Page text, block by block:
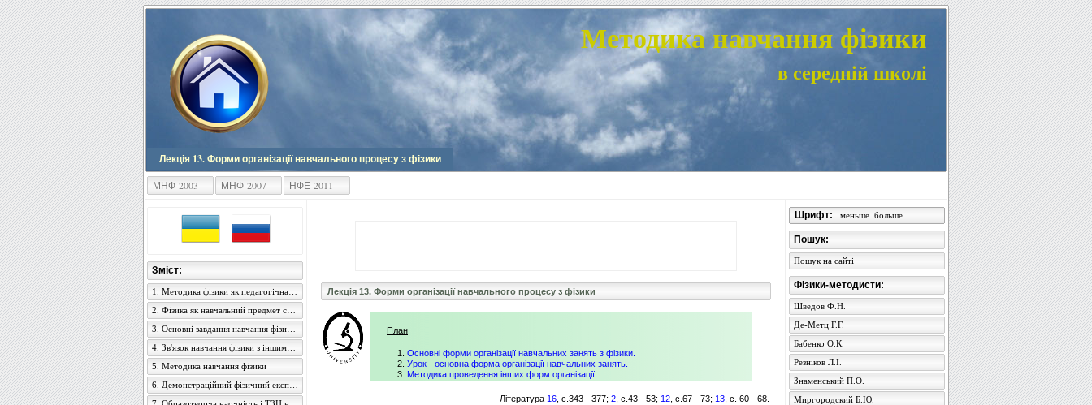
Методика навчання фізики
в середній школі
Лекція 13. Форми організації навчального процесу з фізики
МНФ-2003 МНФ-2007 НФЕ-2011
Лекція 13. Форми організації навчального процесу з фізики
План
Основні форми організації навчальних занять з фізики.
Урок - основна форма організації навчальних занять.
Методика проведення інших форм організації.
Література 16 , с.343 - 377; 2 , с.43 - 53; 12 , с.67 - 73; 13 , с. 60 - 68.
Зміст:
5. Методика навчання фізики
Шрифт: меньше больше
Пошук:
Пошук на сайті
Фізики-методисти:
Шведов Ф.Н.
Де-Метц Г.Г.
Бабенко О.К.
Резніков Л.І.
Знаменський П.О.
Миргородский Б.Ю.